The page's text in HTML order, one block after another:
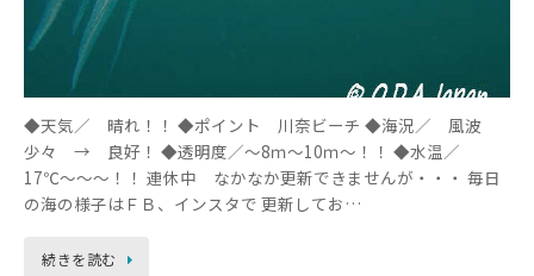
◆天気／ 晴れ！！ ◆ポイント 川奈ビーチ ◆海況／ 風波
少々 → 良好！ ◆透明度／～8ｍ～10ｍ～！！ ◆水温／
17℃～～～！！ 連休中 なかなか更新できませんが・・・ 毎日
の海の様子はＦＢ、インスタで 更新してお…
続きを読む